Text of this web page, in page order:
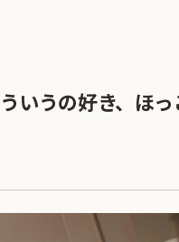
いうの好き、ほっ